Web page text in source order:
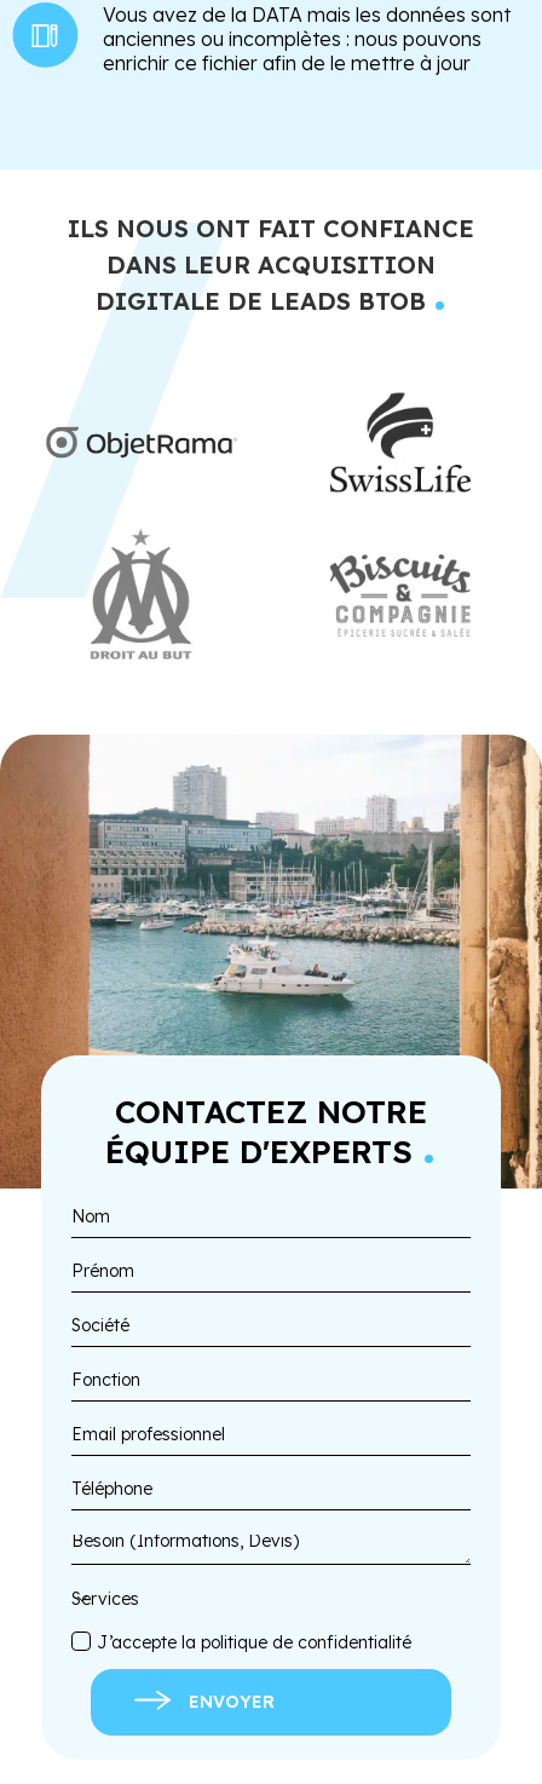
Vous avez de la DATA mais les données sont
anciennes ou incomplètes : nous pouvons
enrichir ce fichier afin de le mettre à jour
ILS NOUS ONT FAIT CONFIANCE
DANS LEUR ACQUISITION
DIGITALE DE LEADS BTOB .
CONTACTEZ NOTRE
ÉQUIPE D'EXPERTS .
J’accepte la politique de confidentialité
ENVOYER